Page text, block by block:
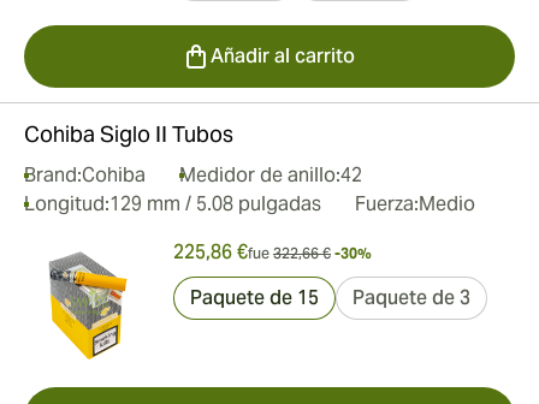
Añadir al carrito
Cohiba Siglo II Tubos
Brand:Cohiba Medidor de anillo:42
Longitud:129 mm / 5.08 pulgadas Fuerza:Medio
225,86 €fue 322,66 € -30%
Paquete de 15 Paquete de 3